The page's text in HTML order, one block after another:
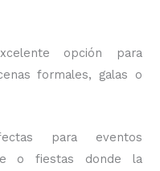
opción para
formales, galas o
para eventos
o fiestas donde la